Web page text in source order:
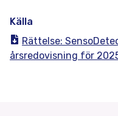
Källa
Rättelse:
årsredovisning för